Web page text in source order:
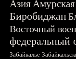
АзияАмурская
Биробиджан
Восточный
федеральный
Забайкалье